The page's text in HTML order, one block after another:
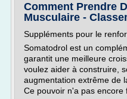
Comment Prendre
Musculaire -
Suppléments pour le
Somatodrol est un
garantit une meilleure
voulez aider à construire,
augmentation extrême de
Ce pouvoir n'a pas encore